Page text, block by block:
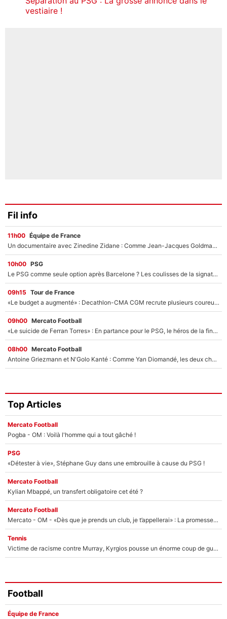
vestiaire !
Fil info
11h00 Équipe de France
Un documentaire avec Zinedine Zidane : Comme Jean-Jacques Goldman et Mylène Farmer, le nouveau sélectionneur de l'équipe de France a recalé une journaliste très connue
10h00 PSG
Le PSG comme seule option après Barcelone ? Les coulisses de la signature historique de Lionel Messi sont révélées au grand jour !
09h15 Tour de France
«Le budget a augmenté» : Decathlon-CMA CGM recrute plusieurs coureurs pour offrir à Paul Seixas une équipe pour gagner le Tour de France 2027
09h00 Mercato Football
«Le suicide de Ferran Torres» : En partance pour le PSG, le héros de la finale de la Coupe du monde s'attire les foudres de la presse espagnole !
08h00 Mercato Football
Antoine Griezmann et N'Golo Kanté : Comme Yan Diomandé, les deux champions du monde ont refusé de signer au PSG !
Top Articles
Mercato Football
Pogba - OM : Voilà l'homme qui a tout gâché !
PSG
«Détester à vie», Stéphane Guy dans une embrouille à cause du PSG !
Mercato Football
Kylian Mbappé, un transfert obligatoire cet été ?
Mercato Football
Mercato - OM - «Dès que je prends un club, je t’appellerai» : La promesse de Marcelino au moment de claquer la porte
Tennis
Victime de racisme contre Murray, Kyrgios pousse un énorme coup de gueule !
Football
Équipe de France